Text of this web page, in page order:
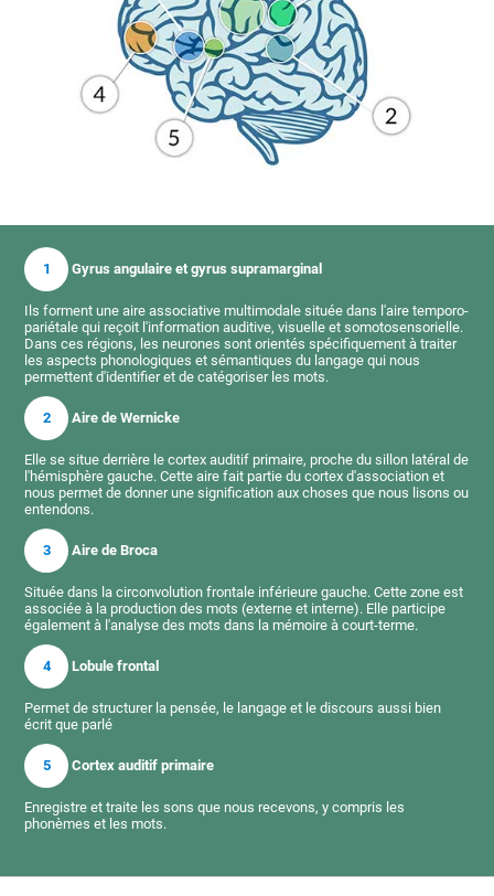
1 Gyrus angulaire et gyrus supramarginal
Ils forment une aire associative multimodale située dans l'aire temporo-
pariétale qui reçoit l'information auditive, visuelle et somotosensorielle.
Dans ces régions, les neurones sont orientés spécifiquement à traiter
les aspects phonologiques et sémantiques du langage qui nous
permettent d'identifier et de catégoriser les mots.
2 Aire de Wernicke
Elle se situe derrière le cortex auditif primaire, proche du sillon latéral de
l'hémisphère gauche. Cette aire fait partie du cortex d'association et
nous permet de donner une signification aux choses que nous lisons ou
entendons.
3 Aire de Broca
Située dans la circonvolution frontale inférieure gauche. Cette zone est
associée à la production des mots (externe et interne). Elle participe
également à l'analyse des mots dans la mémoire à court-terme.
4 Lobule frontal
Permet de structurer la pensée, le langage et le discours aussi bien
écrit que parlé
5 Cortex auditif primaire
Enregistre et traite les sons que nous recevons, y compris les
phonèmes et les mots.